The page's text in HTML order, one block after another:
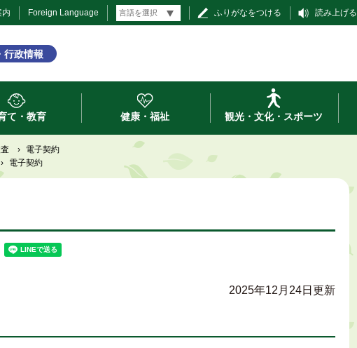
内 Foreign Language ふりがなをつける 読み上げる
行政情報
て・教育 健康・福祉 観光・文化・スポーツ
›
電子契約
› 電子契約
2025年12月24日更新